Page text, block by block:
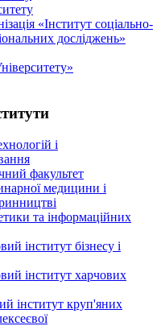
«Інститут соціально-
досліджень»
і
факультет
медицини і
та інформаційних
інститут бізнесу і
інститут харчових
інститут круп'яних